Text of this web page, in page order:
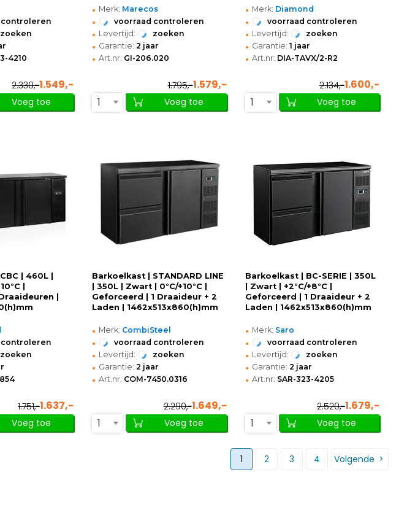
controleren
zoeken
4210
2.330,-1.549,-
Voeg toe
• Merk: Marecos
• voorraad controleren
• Levertijd: zoeken
• Garantie: 2 jaar
• Art.nr: GI-206.020
1.795,-1.579,-
1
Voeg toe
• Merk: Diamond
• voorraad controleren
• Levertijd: zoeken
• Garantie: 1 jaar
• Art.nr: DIA-TAVX/2-R2
2.134,-1.600,-
1
Voeg toe
| 460L |
|
|
controleren
zoeken
1.751,-1.637,-
Voeg toe
Barkoelkast | STANDARD LINE
| 350L | Zwart | 0°C/+10°C |
Geforceerd | 1 Draaideur + 2
Laden | 1462x513x860(h)mm
• Merk: CombiSteel
• voorraad controleren
• Levertijd: zoeken
• Garantie: 2 jaar
• Art.nr: COM-7450.0316
2.290,-1.649,-
1
Voeg toe
Barkoelkast | BC-SERIE | 350L
| Zwart | +2°C/+8°C |
Geforceerd | 1 Draaideur + 2
Laden | 1462x513x860(h)mm
• Merk: Saro
• voorraad controleren
• Levertijd: zoeken
• Garantie: 2 jaar
• Art.nr: SAR-323-4205
2.520,-1.679,-
1
Voeg toe
1 2 3 4 Volgende